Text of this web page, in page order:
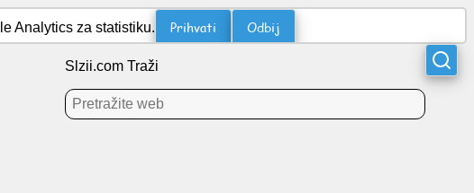
Analytics za statistiku. Prihvati Odbij
Slzii.com Traži